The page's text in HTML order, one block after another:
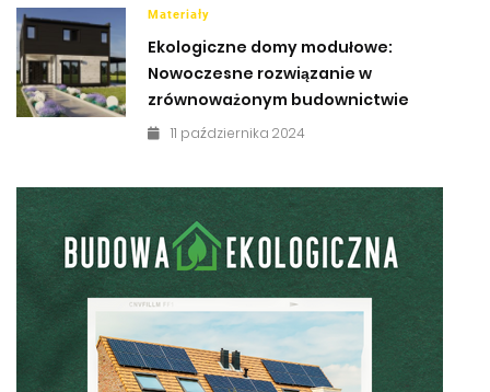
Materiały
Ekologiczne domy modułowe:
Nowoczesne rozwiązanie w
zrównoważonym budownictwie
11 października 2024